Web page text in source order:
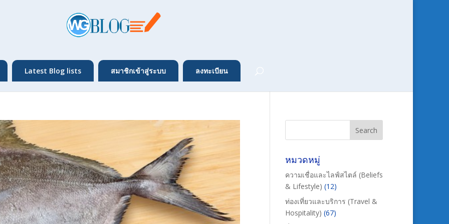
Latest Blog lists สมาชิกเข้าสู่ระบบ ลงทะเบียน
หมวดหมู่
ความเชื่อและไลฟ์สไตล์ (Beliefs
& Lifestyle) (12)
ท่องเที่ยวและบริการ (Travel &
Hospitality) (67)